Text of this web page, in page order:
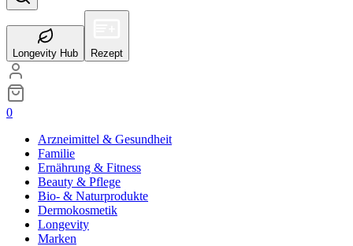
Longevity Hub Rezept
0
Arzneimittel & Gesundheit
Familie
Ernährung & Fitness
Beauty & Pflege
Bio- & Naturprodukte
Dermokosmetik
Longevity
Marken